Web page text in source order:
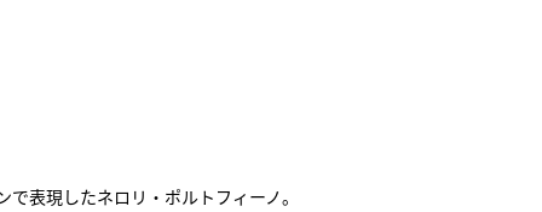
表現したネロリ・ポルトフィーノ。